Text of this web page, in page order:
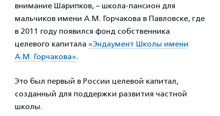
внимание Шарипков, – школа-пансион для
мальчиков имени А.М. Горчакова в Павловске, где
в 2011 году появился фонд собственника
целевого капитала «Эндаумент Школы имени
А.М. Горчакова».
Это был первый в России целевой капитал,
созданный для поддержки развития частной
школы.